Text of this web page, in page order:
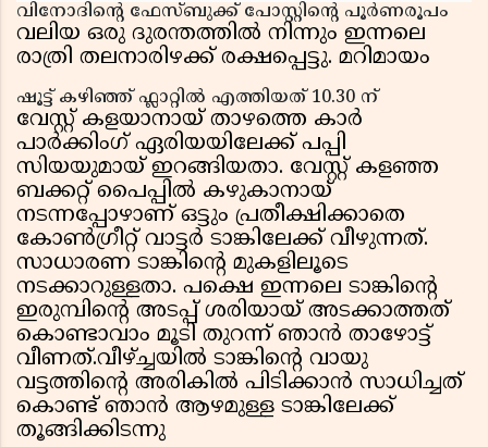
വിനോദിന്റെ ഫേസ്ബുക്ക് പോസ്റ്റിന്റെ പൂർണരൂപം
വലിയ ഒരു ദുരന്തത്തിൽ നിന്നും ഇന്നലെ
രാത്രി തലനാരിഴക്ക് രക്ഷപ്പെട്ടു. മറിമായം
ഷൂട്ട് കഴിഞ്ഞ് ഫ്ലാറ്റിൽ എത്തിയത് 10.30 ന്
വേസ്റ്റ് കളയാനായ് താഴത്തെ കാർ
പാർക്കിംഗ് ഏരിയയിലേക്ക് പപ്പി
സിയയുമായ് ഇറങ്ങിയതാ. വേസ്റ്റ് കളഞ്ഞ
ബക്കറ്റ് പൈപ്പിൽ കഴുകാനായ്
നടന്നപ്പോഴാണ് ഒട്ടും പ്രതീക്ഷിക്കാതെ
കോൺഗ്രീറ്റ് വാട്ടർ ടാങ്കിലേക്ക് വീഴുന്നത്.
സാധാരണ ടാങ്കിന്റെ മുകളിലൂടെ
നടക്കാറുള്ളതാ. പക്ഷെ ഇന്നലെ ടാങ്കിന്റെ
ഇരുമ്പിന്റെ അടപ്പ് ശരിയായ് അടക്കാത്തത്
കൊണ്ടാവാം മൂടി തുറന്ന് ഞാൻ താഴോട്ട്
വീണത്.വീഴ്ച്ചയിൽ ടാങ്കിന്റെ വായു
വട്ടത്തിന്റെ അരികിൽ പിടിക്കാൻ സാധിച്ചത്
കൊണ്ട് ഞാൻ ആഴമുള്ള ടാങ്കിലേക്ക്
തൂങ്ങിക്കിടന്നു